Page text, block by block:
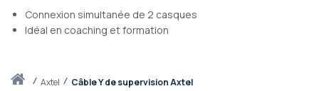
Accueilaxtel Câble Y de supervision Axtel
Connexion simultanée de 2 casques
Idéal en coaching et formation